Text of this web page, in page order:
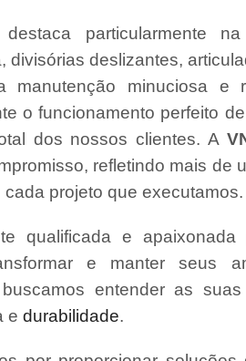
particularmente
divisórias deslizantes,
manutenção minuciosa e
o funcionamento perfeito
dos nossos clientes. A
refletindo mais de
projeto que executamos.
qualificada e
e manter seus
entender as suas
e durabilidade.